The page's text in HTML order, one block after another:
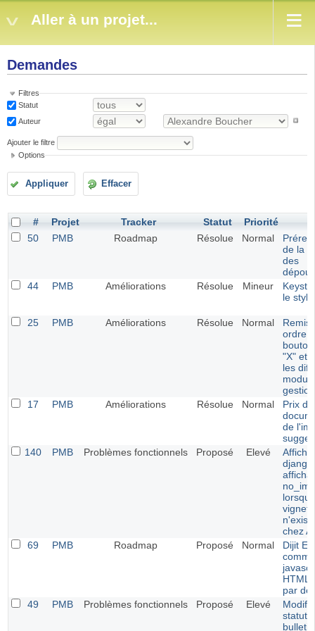
Aller à un projet...
Demandes
Filtres
Statut
Auteur
Ajouter le filtre
Options
Appliquer Effacer
# Projet Tracker Statut Priorité
50
PMB Roadmap Résolue Normal
de la
des
44
PMB Améliorations Résolue Mineur
le
25 PMB Améliorations Résolue Normal
ordre
"X" et
les
gestion
17
PMB Améliorations Résolue Normal
Prix
de
140
PMB Problèmes fonctionnels Proposé Elevé
django
chez
69
PMB Roadmap Proposé Normal
Dijit
HTML
par
49
PMB Problèmes fonctionnels Proposé Elevé
statut